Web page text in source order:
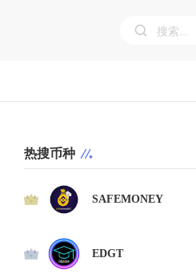
热搜币种
1 SAFEMONEY
2 EDGT